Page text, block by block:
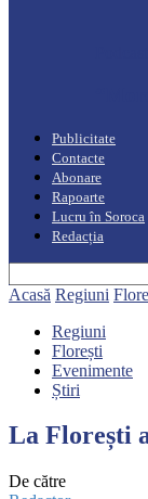
Publicitate
Contacte
Abonare
Rapoarte
Lucru în Soroca
Redacția
Acasă Regiuni
Regiuni
Florești
Evenimente
Știri
La Florești
De către